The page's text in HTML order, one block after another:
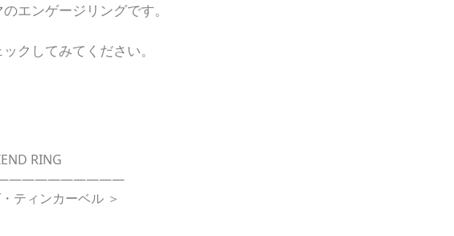
エンゲージリングです。
クしてみてください。
RING
ティンカーベル ＞